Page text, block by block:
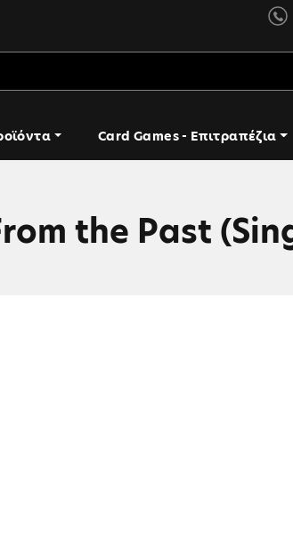
Card Games - Επιτραπέζια
the Past